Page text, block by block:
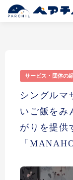
サービス・団体の
シングルマ
いご飯をみ
がりを提供
「